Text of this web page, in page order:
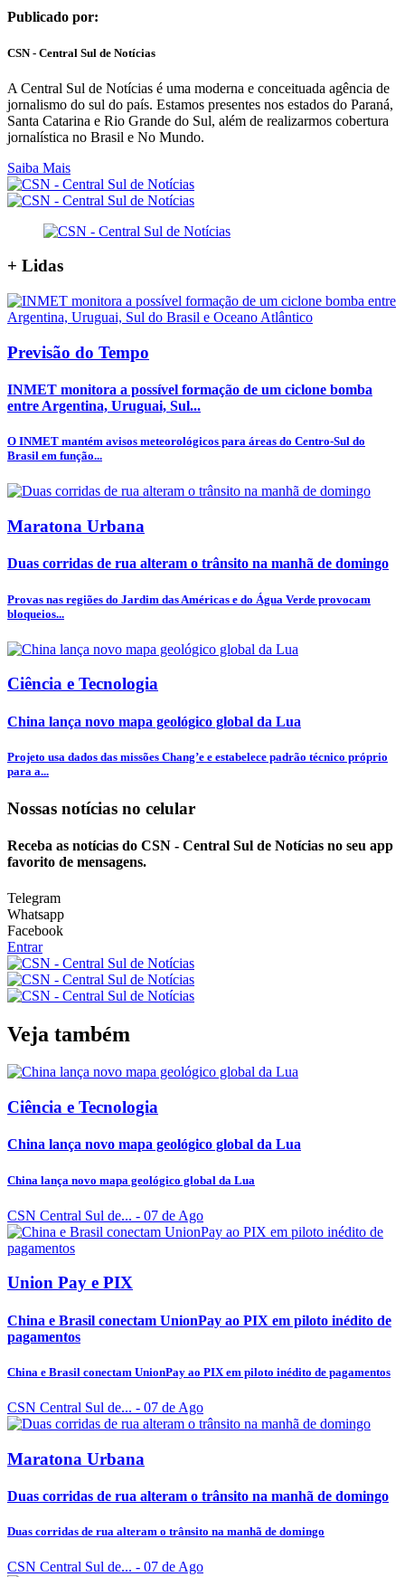
Publicado por:
CSN - Central Sul de Notícias
A Central Sul de Notícias é uma moderna e conceituada agência de
jornalismo do sul do país. Estamos presentes nos estados do Paraná,
Santa Catarina e Rio Grande do Sul, além de realizarmos cobertura
jornalística no Brasil e No Mundo.
Saiba Mais
+ Lidas
Previsão do Tempo
INMET monitora a possível formação de um ciclone bomba
entre Argentina, Uruguai, Sul...
O INMET mantém avisos meteorológicos para áreas do Centro-Sul do
Brasil em função...
Maratona Urbana
Duas corridas de rua alteram o trânsito na manhã de domingo
Provas nas regiões do Jardim das Américas e do Água Verde provocam
bloqueios...
Ciência e Tecnologia
China lança novo mapa geológico global da Lua
Projeto usa dados das missões Chang’e e estabelece padrão técnico próprio
para a...
Nossas notícias no celular
Receba as notícias do CSN - Central Sul de Notícias no seu app
favorito de mensagens.
Telegram
Whatsapp
Facebook
Entrar
Veja também
Ciência e Tecnologia
China lança novo mapa geológico global da Lua
China lança novo mapa geológico global da Lua
CSN Central Sul de... - 07 de Ago
Union Pay e PIX
China e Brasil conectam UnionPay ao PIX em piloto inédito de
pagamentos
China e Brasil conectam UnionPay ao PIX em piloto inédito de pagamentos
CSN Central Sul de... - 07 de Ago
Maratona Urbana
Duas corridas de rua alteram o trânsito na manhã de domingo
Duas corridas de rua alteram o trânsito na manhã de domingo
CSN Central Sul de... - 07 de Ago